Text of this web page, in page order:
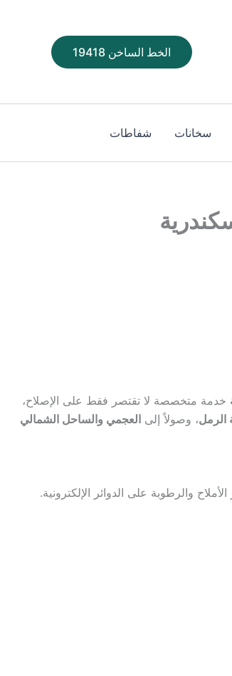
الخط الساخن 19418
سخانات شفاطات
خدمة متخصصة لا تقتصر فقط على الإصلاح،
، وصولاً إلى العجمي والساحل الشمالي
والرطوبة على الدوائر الإلكترونية.